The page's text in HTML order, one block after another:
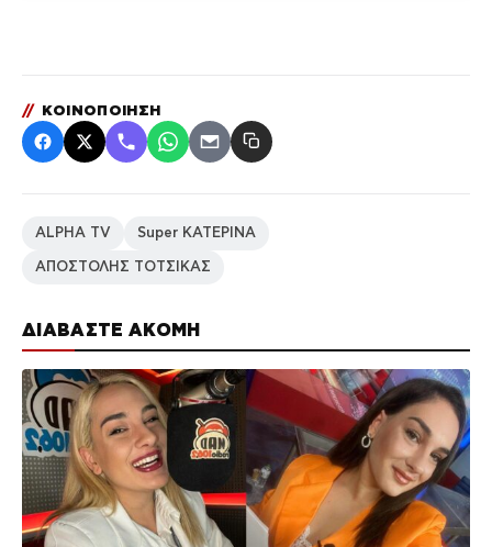
ΔΙΑΒΑΣΤΕ ΑΚΟΜΗ
// ΚΟΙΝΟΠΟΙΗΣΗ
ALPHA TV Super ΚΑΤΕΡΙΝΑ
ΑΠΟΣΤΟΛΗΣ ΤΟΤΣΙΚΑΣ